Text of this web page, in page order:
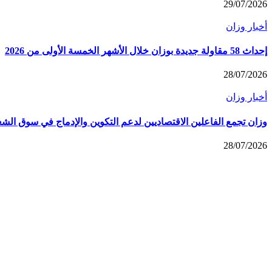
29/07/2026
أخبار وزان
إحداث 58 مقاولة جديدة بوزان خلال الأشهر الخمسة الأولى من 2026
28/07/2026
أخبار وزان
وزان تجمع الفاعلين الاقتصاديين لدعم التكوين والإدماج في سوق
28/07/2026